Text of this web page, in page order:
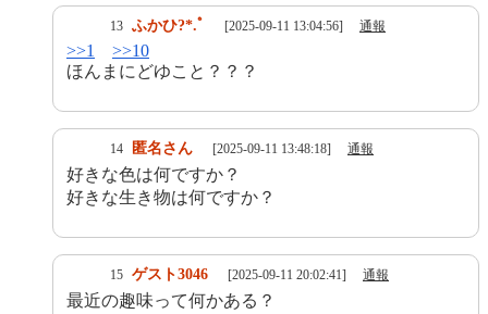
13 ふかひ?*.ﾟ [2025-09-11 13:04:56] 通報
>>1
>>10
ほんまにどゆこと？？？
14 匿名さん [2025-09-11 13:48:18] 通報
好きな色は何ですか？
好きな生き物は何ですか？
15 ゲスト3046 [2025-09-11 20:02:41] 通報
最近の趣味って何かある？